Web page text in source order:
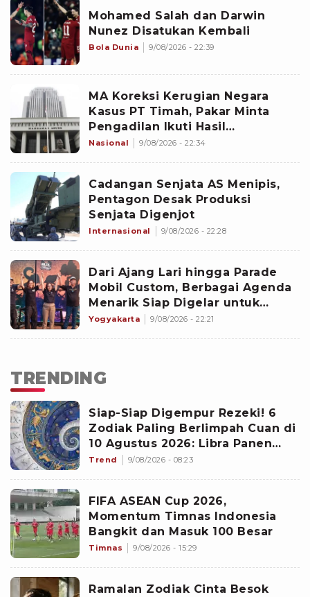
Mohamed Salah dan Darwin
Nunez Disatukan Kembali
Bola Dunia 9/08/2026 - 22:39
MA Koreksi Kerugian Negara
Kasus PT Timah, Pakar Minta
Pengadilan Ikuti Hasil
Perhitungan BPK
Nasional 9/08/2026 - 22:34
Cadangan Senjata AS Menipis,
Pentagon Desak Produksi
Senjata Digenjot
Internasional 9/08/2026 - 22:28
Dari Ajang Lari hingga Parade
Mobil Custom, Berbagai Agenda
Menarik Siap Digelar untuk
Memeriahkan Perayaan Hari
Yogyakarta 9/08/2026 - 22:21
TRENDING
Siap-Siap Digempur Rezeki! 6
Zodiak Paling Berlimpah Cuan di
10 Agustus 2026: Libra Panen
Proyek Emas
Trend 9/08/2026 - 08:23
FIFA ASEAN Cup 2026,
Momentum Timnas Indonesia
Bangkit dan Masuk 100 Besar
Timnas 9/08/2026 - 15:29
Ramalan Zodiak Cinta Besok